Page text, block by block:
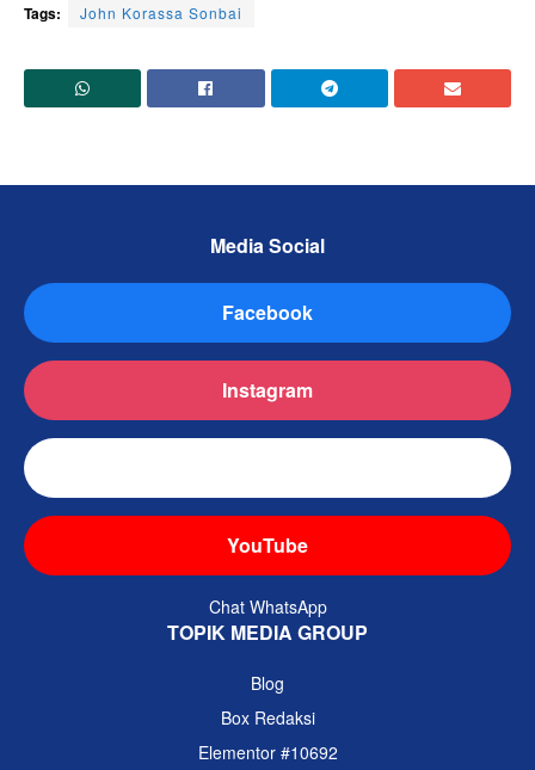
Tags: John Korassa Sonbai
Media Social
Facebook
Instagram
YouTube
Chat WhatsApp
TOPIK MEDIA GROUP
Blog
Box Redaksi
Elementor #10692